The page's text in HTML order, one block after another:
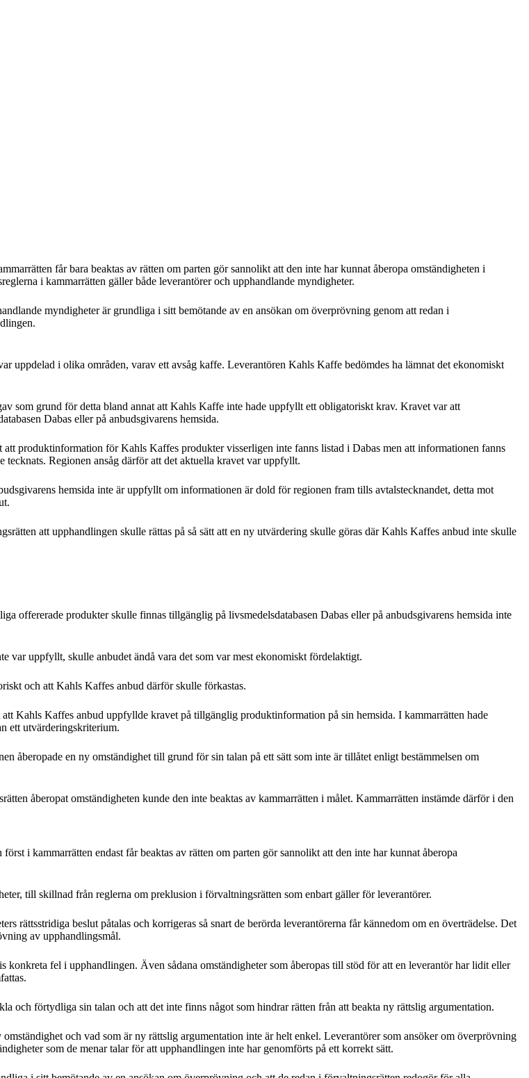
får bara beaktas av rätten om parten gör sannolikt att den inte har kunnat åberopa omständigheten i
i kammarrätten gäller både leverantörer och upphandlande myndigheter.
myndigheter är grundliga i sitt bemötande av en ansökan om överprövning genom att redan i
uppdelad i olika områden, varav ett avsåg kaffe. Leverantören Kahls Kaffe bedömdes ha lämnat det ekonomiskt
som grund för detta bland annat att Kahls Kaffe inte hade uppfyllt ett obligatoriskt krav. Kravet var att
Dabas eller på anbudsgivarens hemsida.
produktinformation för Kahls Kaffes produkter visserligen inte fanns listad i Dabas men att informationen fanns
Regionen ansåg därför att det aktuella kravet var uppfyllt.
hemsida inte är uppfyllt om informationen är dold för regionen fram tills avtalstecknandet, detta mot
att upphandlingen skulle rättas på så sätt att en ny utvärdering skulle göras där Kahls Kaffes anbud inte skulle
offererade produkter skulle finnas tillgänglig på livsmedelsdatabasen Dabas eller på anbudsgivarens hemsida inte
var uppfyllt, skulle anbudet ändå vara det som var mest ekonomiskt fördelaktigt.
och att Kahls Kaffes anbud därför skulle förkastas.
Kahls Kaffes anbud uppfyllde kravet på tillgänglig produktinformation på sin hemsida. I kammarrätten hade
ett utvärderingskriterium.
åberopade en ny omständighet till grund för sin talan på ett sätt som inte är tillåtet enligt bestämmelsen om
åberopat omständigheten kunde den inte beaktas av kammarrätten i målet. Kammarrätten instämde därför i den
i kammarrätten endast får beaktas av rätten om parten gör sannolikt att den inte har kunnat åberopa
till skillnad från reglerna om preklusion i förvaltningsrätten som enbart gäller för leverantörer.
rättsstridiga beslut påtalas och korrigeras så snart de berörda leverantörerna får kännedom om en överträdelse. Det
av upphandlingsmål.
fel i upphandlingen. Även sådana omständigheter som åberopas till stöd för att en leverantör har lidit eller
och förtydliga sin talan och att det inte finns något som hindrar rätten från att beakta ny rättslig argumentation.
och vad som är ny rättslig argumentation inte är helt enkel. Leverantörer som ansöker om överprövning
som de menar talar för att upphandlingen inte har genomförts på ett korrekt sätt.